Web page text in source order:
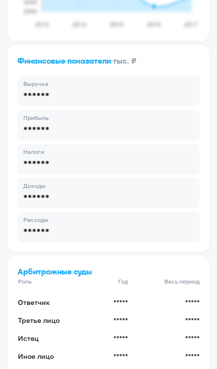
Финансовые показатели тыс. ₽
Выручка
******
Прибыль
******
Налоги
******
Доходы
******
Расходы
******
Арбитражные суды
Роль Год Весь период
Ответчик ***** *****
Третье лицо ***** *****
Истец ***** *****
Иное лицо ***** *****